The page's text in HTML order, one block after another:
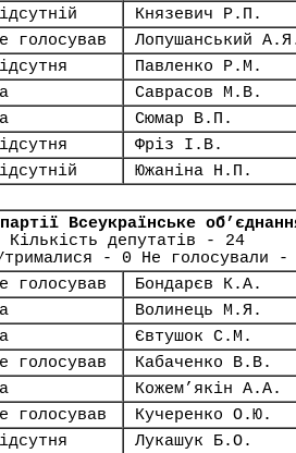
Князевич Р.П.
голосував Лопушанський
Павленко Р.М.
Саврасов М.В.
Сюмар В.П.
Фріз І.В.
Южаніна Н.П.
Всеукраїнське
Кількість депутатів - 24
- 0 Не голосували -
голосував Бондарєв К.А.
Волинець М.Я.
Євтушок С.М.
голосував Кабаченко В.В.
Кожем’якін А.А.
голосував Кучеренко О.Ю.
Лукашук Б.О.